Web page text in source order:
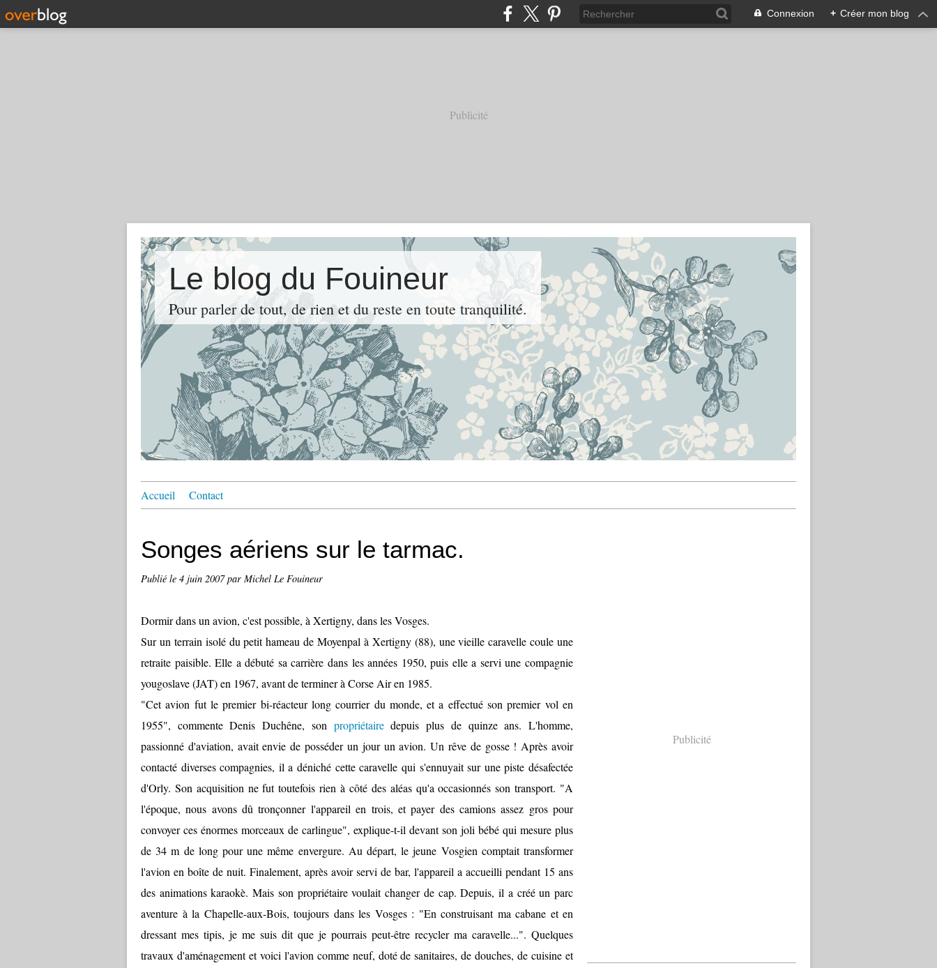
Connexion + Créer mon blog
Publicité
Le blog du Fouineur
Pour parler de tout, de rien et du reste en toute tranquilité.
Accueil Contact
Songes aériens sur le tarmac.
Publié le 4 juin 2007par Michel Le Fouineur
Dormir dans un avion, c'est possible, à Xertigny, dans les Vosges.
Sur un terrain isolé du petit hameau de Moyenpal à Xertigny (88), une vieille caravelle coule une
retraite paisible. Elle a débuté sa carrière dans les années 1950, puis elle a servi une compagnie
yougoslave (JAT) en 1967, avant de terminer à Corse Air en 1985.
"Cet avion fut le premier bi-réacteur long courrier du monde, et a effectué son premier vol en
1955", commente Denis Duchêne, son propriétairedepuis plus de quinze ans. L'homme,
passionné d'aviation, avait envie de posséder un jour un avion. Un rêve de gosse ! Après avoir
contacté diverses compagnies, il a déniché cette caravelle qui s'ennuyait sur une piste désafectée
d'Orly. Son acquisition ne fut toutefois rien à côté des aléas qu'a occasionnés son transport. "A
l'époque, nous avons dû tronçonner l'appareil en trois, et payer des camions assez gros pour
convoyer ces énormes morceaux de carlingue", explique-t-il devant son joli bébé qui mesure plus
de 34 m de long pour une même envergure. Au départ, le jeune Vosgien comptait transformer
l'avion en boîte de nuit. Finalement, après avoir servi de bar, l'appareil a accueilli pendant 15 ans
des animations karaokè. Mais son propriétaire voulait changer de cap. Depuis, il a créé un parc
aventure à la Chapelle-aux-Bois, toujours dans les Vosges : "En construisant ma cabane et en
dressant mes tipis, je me suis dit que je pourrais peut-être recycler ma caravelle...". Quelques
travaux d'aménagement et voici l'avion comme neuf, doté de sanitaires, de douches, de cuisine et
Publicité